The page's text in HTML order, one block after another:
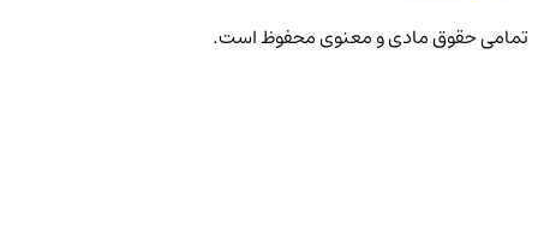
تمامی حقوق مادی و معنوی محفوظ است.